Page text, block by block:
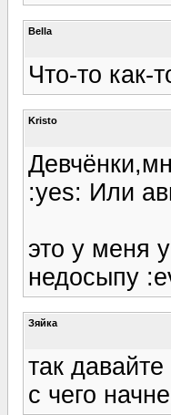
Bella
Что-то как-
Kristo
:yes: Или
это у меня
недосыпу
Зяйка
так
с чего